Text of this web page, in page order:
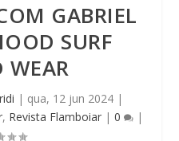
GABRIEL
SURF
WEAR
| qua, 12 jun 2024|
, Revista Flamboiar | 0 |